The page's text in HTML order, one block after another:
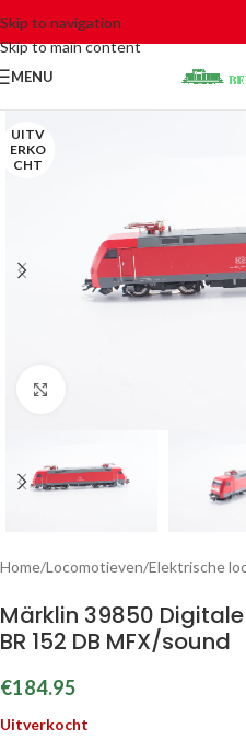
Skip to navigation
Skip to main content
MENU
UITV
ERKO
CHT
Home/Locomotieven/Elektrische
Märklin 39850
BR 152 DB MFX/sound
€184.95
Uitverkocht